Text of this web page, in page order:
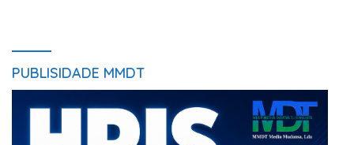
PUBLISIDADE MMDT